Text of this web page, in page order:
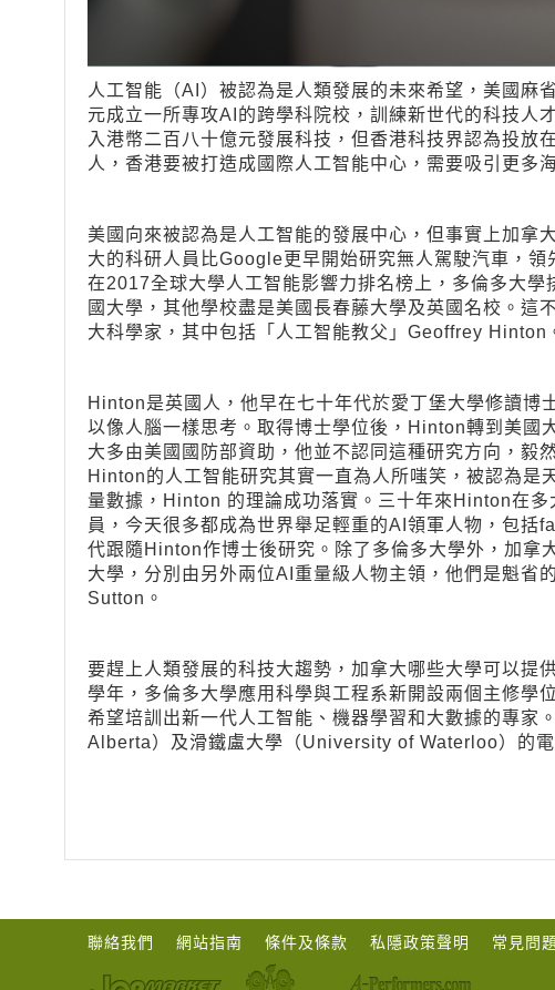
人工智能（AI）被認為是人類發展的未來希望，美國麻
元成立一所專攻AI的跨學科院校，訓練新世代的科技人
入港幣二百八十億元發展科技，但香港科技界認為投放
人，香港要被打造成國際人工智能中心，需要吸引更多
美國向來被認為是人工智能的發展中心，但事實上加拿
大的科研人員比Google更早開始研究無人駕駛汽車，
在2017全球大學人工智能影響力排名榜上，多倫多大
國大學，其他學校盡是美國長春藤大學及英國名校。這
大科學家，其中包括「人工智能教父」Geoffrey Hinton
Hinton是英國人，他早在七十年代於愛丁堡大學修讀博
以像人腦一樣思考。取得博士學位後，Hinton轉到美國
大多由美國國防部資助，他並不認同這種研究方向，毅
Hinton的人工智能研究其實一直為人所嗤笑，被認為是
量數據，Hinton 的理論成功落實。三十年來Hinton在
員，今天很多都成為世界舉足輕重的AI領軍人物，包
代跟隨Hinton作博士後研究。除了多倫多大學外，加拿
大學，分別由另外兩位AI重量級人物主領，他們是魁
Sutton。
要趕上人類發展的科技大趨勢，加拿大哪些大學可以提
學年，多倫多大學應用科學與工程系新開設兩個主修學
希望培訓出新一代人工智能、機器學習和大數據的專家
Alberta）及滑鐵盧大學（University of Waterloo）的電
聯絡我們 網站指南 條件及條款 私隱政策聲明 常見問